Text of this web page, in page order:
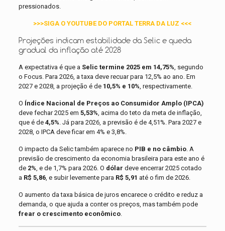
pressionados.
>>>SIGA O YOUTUBE DO PORTAL TERRA DA LUZ <<<
Projeções indicam estabilidade da Selic e queda
gradual da inflação até 2028
A expectativa é que a Selic termine 2025 em 14,75% , segundo
o Focus. Para 2026, a taxa deve recuar para 12,5% ao ano. Em
2027 e 2028, a projeção é de 10,5% e 10% , respectivamente.
O Índice Nacional de Preços ao Consumidor Amplo (IPCA)
deve fechar 2025 em 5,53% , acima do teto da meta de inflação,
que é de 4,5% . Já para 2026, a previsão é de 4,51%. Para 2027 e
2028, o IPCA deve ficar em 4% e 3,8%.
O impacto da Selic também aparece no PIB e no câmbio. A
previsão de crescimento da economia brasileira para este ano é
de 2% , e de 1,7% para 2026. O dólar deve encerrar 2025 cotado
a R$ 5,86, e subir levemente para R$ 5,91 até o fim de 2026.
O aumento da taxa básica de juros encarece o crédito e reduz a
demanda, o que ajuda a conter os preços, mas também pode
frear o crescimento econômico.